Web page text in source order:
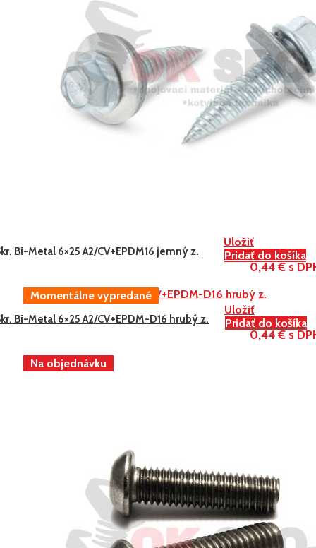
Uložiť
Pridať do košíka
Bi-Metal 6×25 A2/CV+EPDM16 jemný z.
0,44 € s
Uložiť
Pridať do košíka
Bi-Metal 6×25 A2/CV+EPDM-D16 hrubý z.
0,44 € s